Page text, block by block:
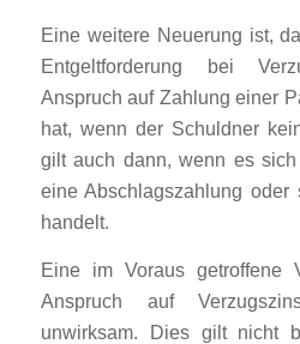
Eine weitere Neuerung ist,
Entgeltforderung bei
Anspruch auf Zahlung einer
hat, wenn der Schuldner
gilt auch dann, wenn es
eine Abschlagszahlung oder
handelt.
Eine im Voraus getroffene
Anspruch auf
unwirksam. Dies gilt nicht